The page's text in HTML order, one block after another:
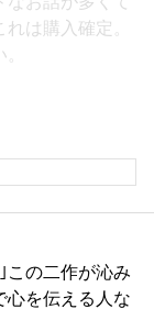
は購入確定。
この二作が沁み
心を伝える人な